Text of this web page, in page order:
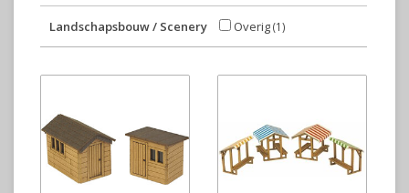
Landschapsbouw / Scenery Overig(1)